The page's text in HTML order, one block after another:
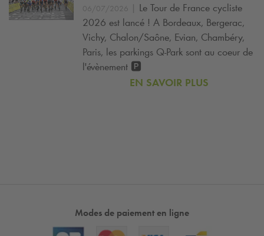
06/07/2026 | Le Tour de France cycliste
2026 est lancé ! A Bordeaux, Bergerac,
Vichy, Chalon/Saône, Evian, Chambéry,
Paris, les parkings Q-Park sont au coeur de
l'évènement 🅿️
EN SAVOIR PLUS
Modes de paiement en ligne